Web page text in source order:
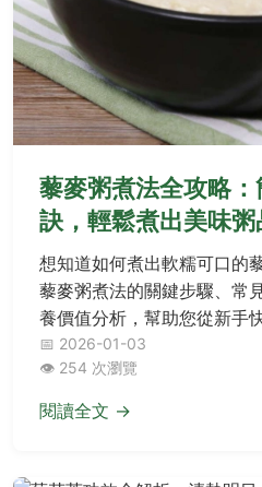
藜麥粥煮法全攻略
訣，輕鬆煮出美味粥
想知道如何煮出軟糯可口的
藜麥粥煮法的關鍵步驟、常
養價值分析，幫助您從新手
論是早餐還是健康餐點，都
📅 2026-01-03
👁️ 254 次瀏覽
閱讀全文 →